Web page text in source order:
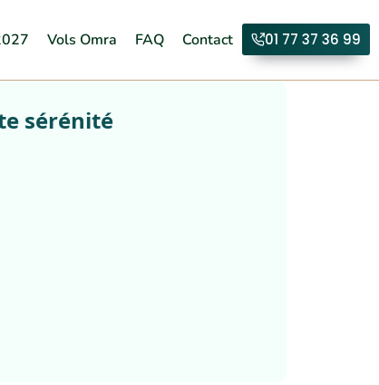
Vols Omra FAQ Contact 01 77 37 36 99
sérénité